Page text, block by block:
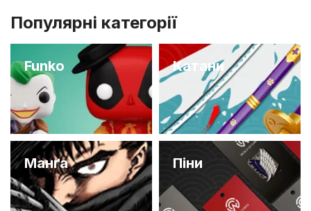
Популярні категорії
Funko Катани
Манґа Піни